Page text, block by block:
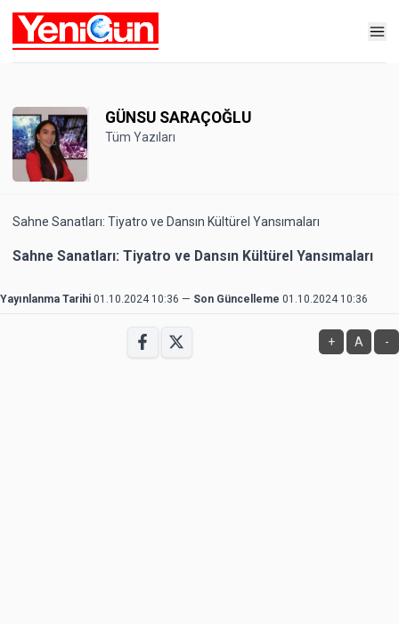
GÜNSU SARAÇOĞLU
Tüm Yazıları
Sahne Sanatları: Tiyatro ve Dansın Kültürel Yansımaları
Sahne Sanatları: Tiyatro ve Dansın Kültürel Yansımaları
Yayınlanma Tarihi 01.10.2024 10:36 — Son Güncelleme 01.10.2024 10:36
+ A -